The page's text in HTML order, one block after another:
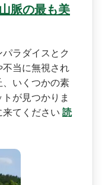
脈の最も美
ラダイスとク
不当に無視され
、い­くつかの素
が見つ­かりま
てください 読